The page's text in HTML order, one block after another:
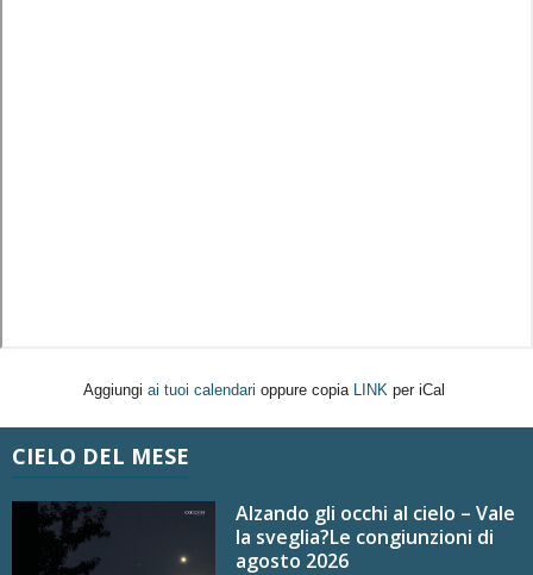
Aggiungi ai tuoi calendari oppure copia LINK per iCal
CIELO DEL MESE
Alzando gli occhi al cielo – Vale
la sveglia?Le congiunzioni di
agosto 2026